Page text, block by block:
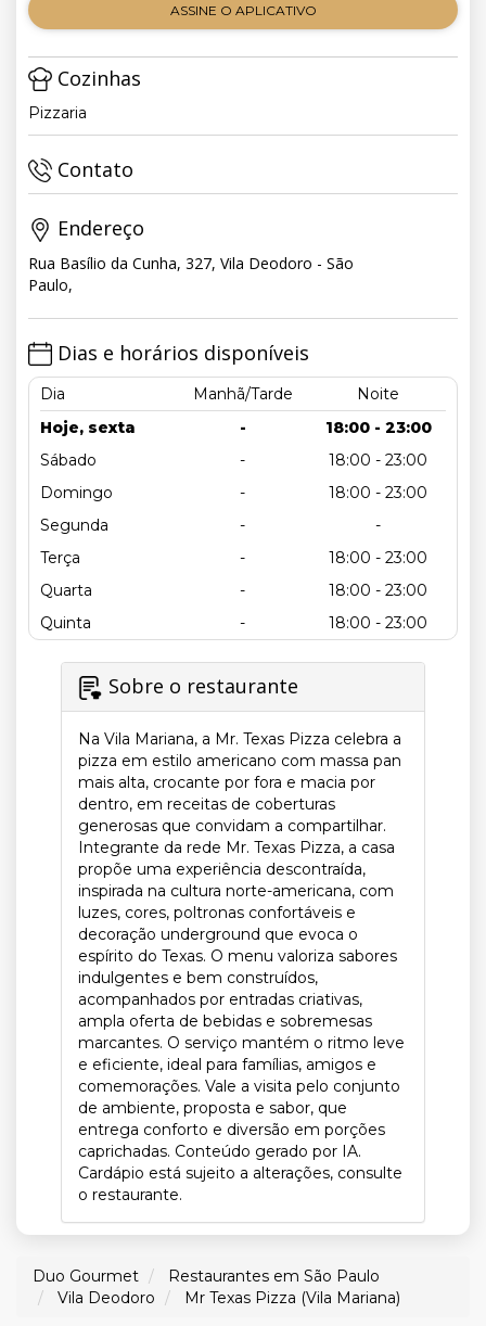
ASSINE O APLICATIVO
Cozinhas
Pizzaria
Contato
Endereço
Rua Basílio da Cunha, 327, Vila Deodoro - São
Paulo,
Dias e horários disponíveis
Dia Manhã/Tarde
Noite
Hoje, sexta
-
18:00 - 23:00
Sábado
-
18:00 - 23:00
Domingo
-
18:00 - 23:00
Segunda
-
-
Terça
-
18:00 - 23:00
Quarta
-
18:00 - 23:00
Quinta
- 18:00 - 23:00
Sobre o restaurante
Na Vila Mariana, a Mr. Texas Pizza celebra a
pizza em estilo americano com massa pan
mais alta, crocante por fora e macia por
dentro, em receitas de coberturas
generosas que convidam a compartilhar.
Integrante da rede Mr. Texas Pizza, a casa
propõe uma experiência descontraída,
inspirada na cultura norte-americana, com
luzes, cores, poltronas confortáveis e
decoração underground que evoca o
espírito do Texas. O menu valoriza sabores
indulgentes e bem construídos,
acompanhados por entradas criativas,
ampla oferta de bebidas e sobremesas
marcantes. O serviço mantém o ritmo leve
e eficiente, ideal para famílias, amigos e
comemorações. Vale a visita pelo conjunto
de ambiente, proposta e sabor, que
entrega conforto e diversão em porções
caprichadas. Conteúdo gerado por IA.
Cardápio está sujeito a alterações, consulte
o restaurante.
Duo Gourmet
Restaurantes em São Paulo
Vila Deodoro
Mr Texas Pizza (Vila Mariana)